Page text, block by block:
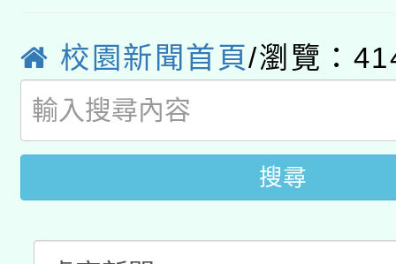
用水績優單位及節水達
動」
桃園市孔廟祈福系列
開 智慧啟航」
2026年桃園地景藝術
校園新聞首頁/瀏覽：
搜尋